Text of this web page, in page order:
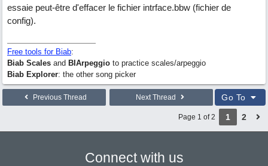
essaie peut-être d'effacer le fichier intrface.bbw (fichier de
config).
Free tools for Biab:
Biab Scales and BIArpeggio to practice scales/arpeggio
Biab Explorer: the other song picker
Previous Thread Next Thread Go To
Page 1 of 2 1 2
Connect with us